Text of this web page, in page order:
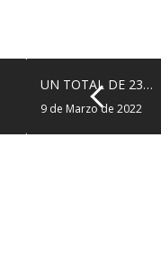
UN TOTAL DE 23…
9 de Marzo de 2022